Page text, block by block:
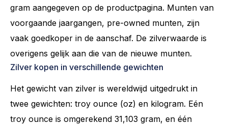
gram aangegeven op de productpagina. Munten van
voorgaande jaargangen, pre-owned munten, zijn
vaak goedkoper in de aanschaf. De zilverwaarde is
overigens gelijk aan die van de nieuwe munten.
Zilver kopen in verschillende gewichten
Het gewicht van zilver is wereldwijd uitgedrukt in
twee gewichten: troy ounce (oz) en kilogram. Eén
troy ounce is omgerekend 31,103 gram, en één